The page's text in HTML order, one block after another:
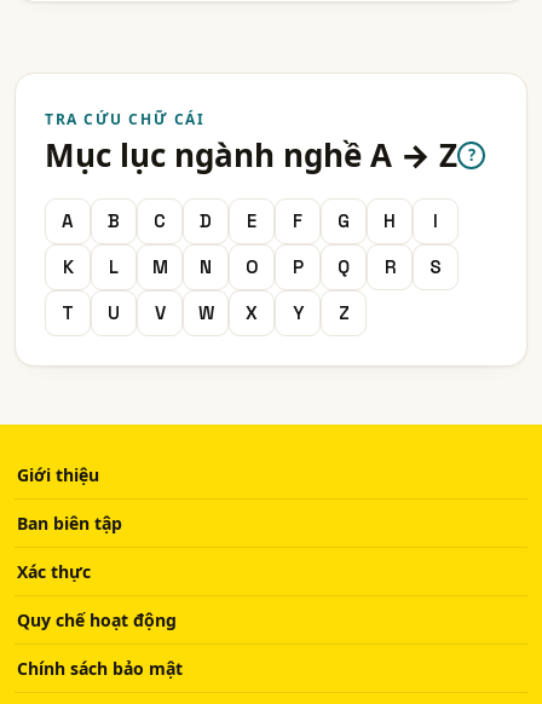
TRA CỨU CHỮ CÁI
Mục lục ngành nghề A → Z ?
A B C D E F G H
I
K
L M N O P Q R
S
T
U V W X Y Z
Giới thiệu
Ban biên tập
Xác thực
Quy chế hoạt động
Chính sách bảo mật